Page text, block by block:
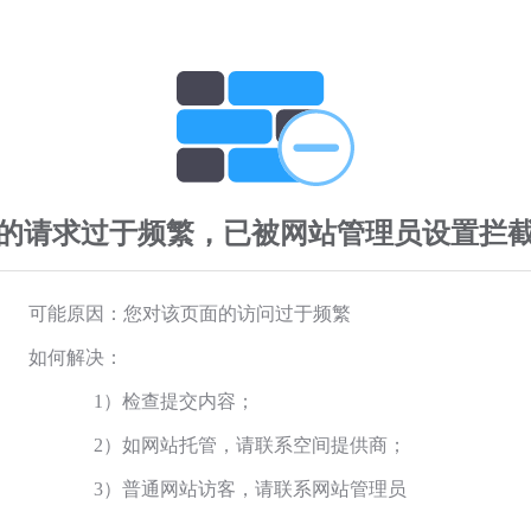
请求过于频繁，已被网站管理员设置拦
可能原因：您对该页面的访问过于频繁
如何解决：
1）检查提交内容；
2）如网站托管，请联系空间提供商；
3）普通网站访客，请联系网站管理员